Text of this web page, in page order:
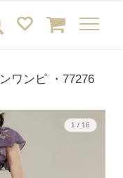
ワンピ ・77276
1 / 16